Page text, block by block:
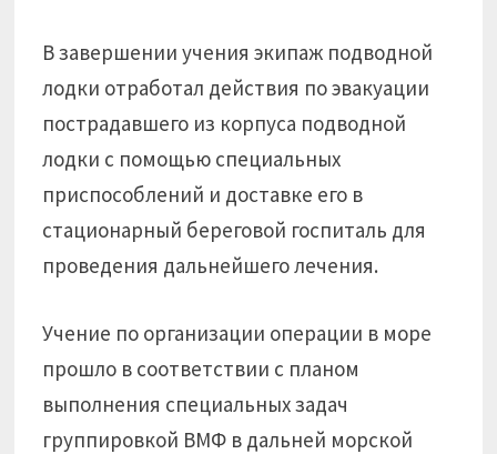
В завершении учения экипаж подводной
лодки отработал действия по эвакуации
пострадавшего из корпуса подводной
лодки с помощью специальных
приспособлений и доставке его в
стационарный береговой госпиталь для
проведения дальнейшего лечения.
Учение по организации операции в море
прошло в соответствии с планом
выполнения специальных задач
группировкой ВМФ в дальней морской